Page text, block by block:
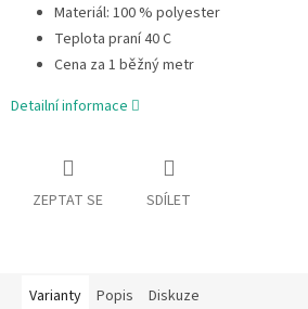
Materiál: 100 % polyester
Teplota praní 40 C
Cena za 1 běžný metr
Detailní informace
ZEPTAT SE SDÍLET
Varianty Popis Diskuze